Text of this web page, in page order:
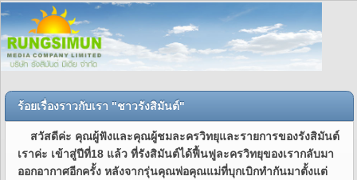
ร้อยเรื่องราวกับเรา "ชาวรังสิมันต์"
สวัสดีค่ะ คุณผู้ฟังและคุณผู้ชมละครวิทยุและรายการของรังสิมันต์
เราค่ะ เข้าสู่ปีที่18 แล้ว ที่รังสิมันต์ได้ฟื้นฟูละครวิทยุของเรากลับมา
ออกอากาศอีกครั้ง หลังจากรุ่นคุณพ่อคุณแม่ที่บุกเบิกทำกันมาตั้งแต่